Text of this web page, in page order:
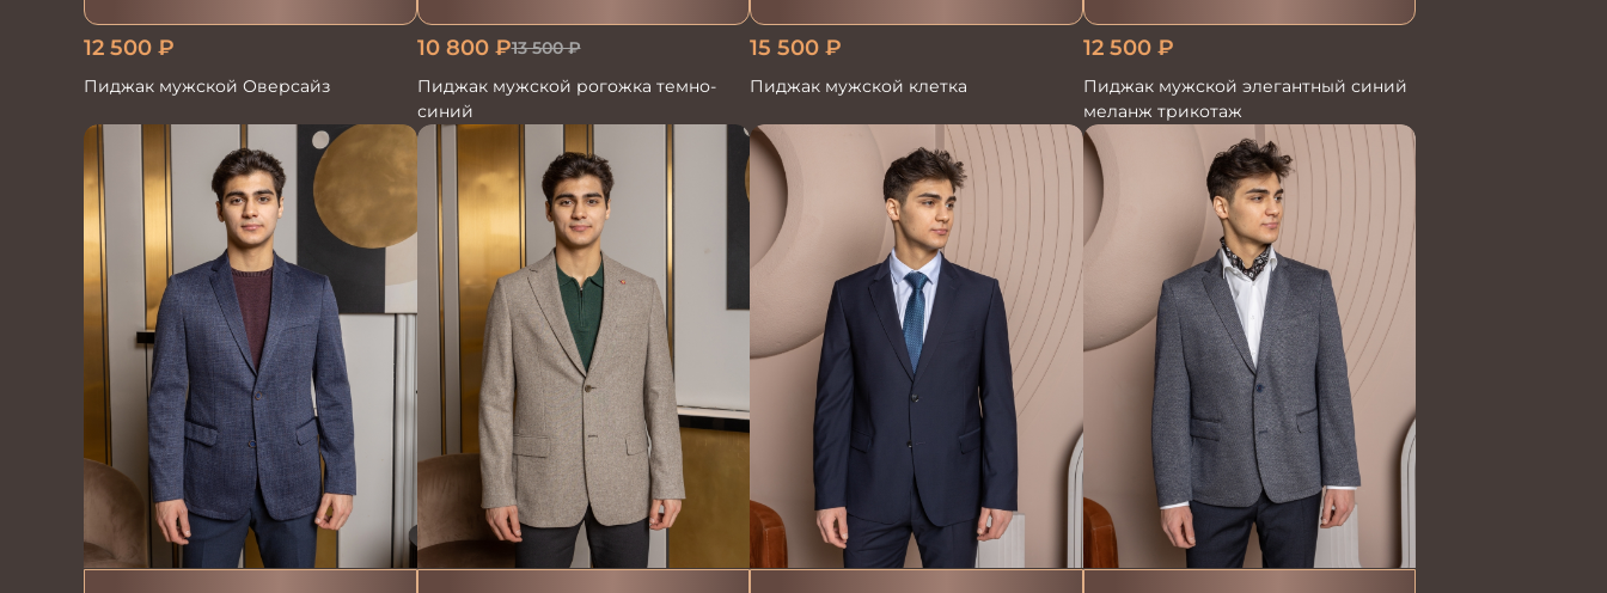
12 500 ₽
Пиджак мужской Оверсайз
10 800₽13 500₽
Пиджак мужской рогожка темно-
синий
15 500 ₽
Пиджак мужской клетка
12 500₽
Пиджак мужской элегантный синий
меланж трикотаж